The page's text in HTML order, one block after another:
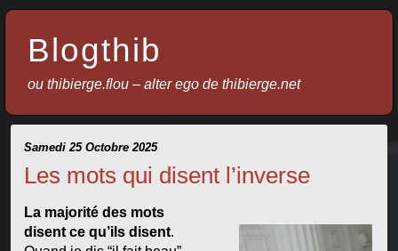
Blogthib
ou thibierge.flou – alter ego de thibierge.net
Samedi 25 Octobre 2025
Les mots qui disent l’inverse
La majorité des mots
disent ce qu’ils disent.